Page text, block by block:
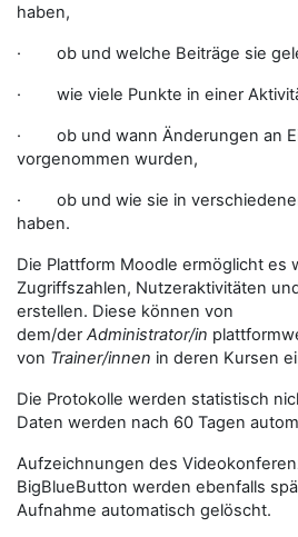
haben,
· ob und welche Beiträge sie
· wie viele Punkte in einer
· ob und wann Änderungen an
vorgenommen wurden,
· ob und wie sie in
haben.
Die Plattform Moodle ermöglicht es
Zugriffszahlen, Nutzeraktivitäten
erstellen. Diese können von
dem/derAdministrator/in
von Trainer/innen in deren Kursen
Die Protokolle werden statistisch
Daten werden nach 60 Tagen
Aufzeichnungen des
BigBlueButton werden ebenfalls
Aufnahme automatisch gelöscht.